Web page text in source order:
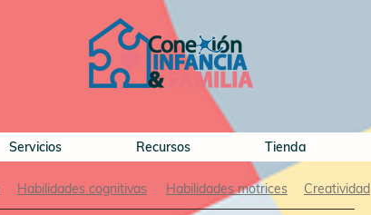
Servicios Recursos Tienda
Habilidades cognitivas Habilidades motrices Creatividad